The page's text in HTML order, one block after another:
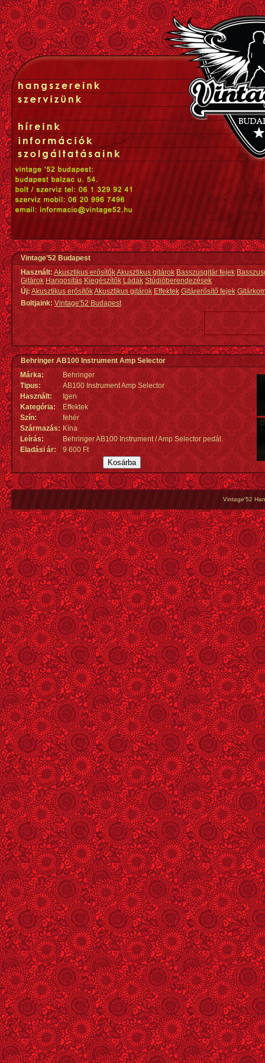
Vintage'52 Budapest
Használt: Akusztikus erősítőkAkusztikus gitárok Basszusgitár fejek
Gitárok Hangosítás Kiegészítők Ládák Stúdióberendezések
Új:Akusztikus erősítőkAkusztikus gitárok Effektek Gitárerősítő fejek
Boltjaink: Vintage'52 Budapest
Behringer AB100 Instrument Amp Selector
Márka:
Behringer
Tipus:
AB100 Instrument Amp Selector
Használt:
Igen
Kategória:
Effektek
Szín:
fehér
Származás: Kína
Leírás:
Behringer AB100 Instrument / Amp Selector pedál.
Eladási ár:
9 600 Ft
Vintage'52